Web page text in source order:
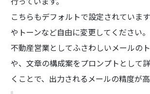
こちらもデフォルトで設定されていま
やトーンなど自由に変更してください。
不動産営業としてふさわしいメールの
や、文章の構成案をプロンプトとして
くことで、出力されるメールの精度が高